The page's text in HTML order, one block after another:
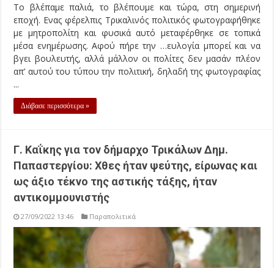
Το βλέπαμε παλιά, το βλέπουμε και τώρα, στη σημερινή
εποχή. Ενας φέρελπις Τρικαλινός πολιτικός φωτογραφήθηκε
με μητροπολίτη και φυσικά αυτό μεταφέρθηκε σε τοπικά
μέσα ενημέρωσης. Αφού πήρε την …ευλογία μπορεί και να
βγει βουλευτής, αλλά μάλλον οι πολίτες δεν μασάν πλέον
απ’ αυτού του τύπου την πολιτική, δηλαδή της φωτογραφίας
...
Διάβασε περισσότερα »
Γ. Καΐκης για τον δήμαρχο Τρικάλων Δημ.
Παπαστεργίου: Χθες ήταν ψεύτης, είρωνας και
ως άξιο τέκνο της αστικής τάξης, ήταν
αντικομμουνιστής
27/09/2022 13:46 Παραπολιτικά